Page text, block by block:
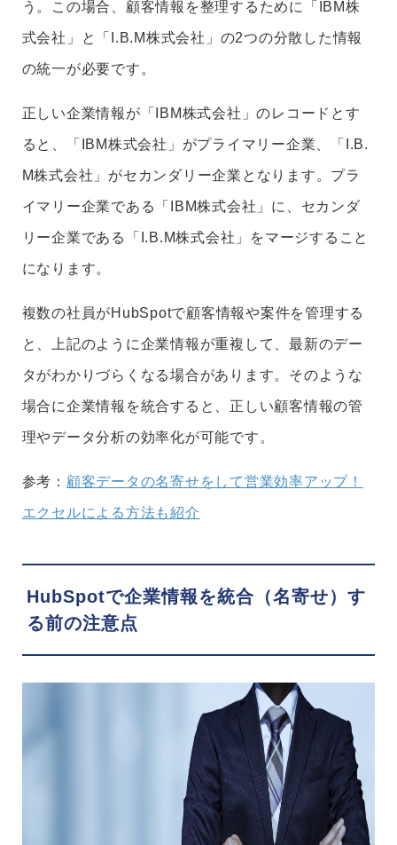
う。この場合、顧客情報を整理するために「IBM株
式会社」と「I.B.M株式会社」の2つの分散した情報
の統一が必要です。
正しい企業情報が「IBM株式会社」のレコードとす
ると、「IBM株式会社」がプライマリー企業、「I.B.
M株式会社」がセカンダリー企業となります。プラ
イマリー企業である「IBM株式会社」に、セカンダ
リー企業である「I.B.M株式会社」をマージすること
になります。
複数の社員がHubSpotで顧客情報や案件を管理する
と、上記のように企業情報が重複して、最新のデー
タがわかりづらくなる場合があります。そのような
場合に企業情報を統合すると、正しい顧客情報の管
理やデータ分析の効率化が可能です。
参考： 顧客データの名寄せをして営業効率アップ！
エクセルによる方法も紹介
HubSpotで企業情報を統合（名寄せ）す
る前の注意点